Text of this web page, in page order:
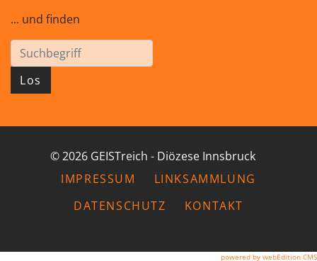
... und finden
Los
© 2026 GEISTreich - Diözese Innsbruck
IMPRESSUM
LINKSAMMLUNG
DATENSCHUTZ
KONTAKT
powered by webEdition CMS